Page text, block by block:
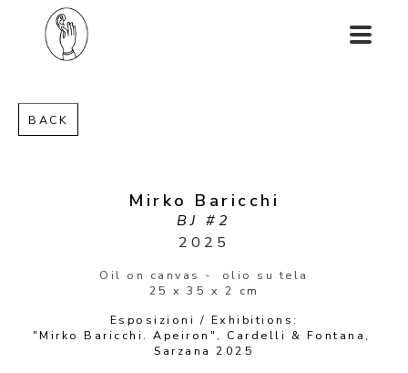
BACK
Mirko Baricchi
BJ #2
2025
Oil on canvas -  olio su tela
25 x 35 x 2 cm
Esposizioni / Exhibitions:
"Mirko Baricchi. Apeiron", Cardelli & Fontana,
Sarzana 2025